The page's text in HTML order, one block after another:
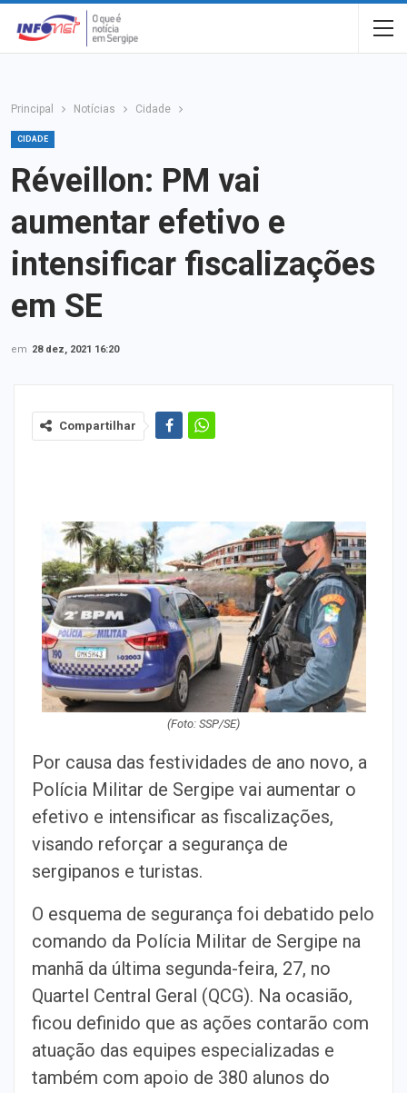
Principal Notícias Cidade
CIDADE
Réveillon: PM vai
aumentar efetivo e
intensificar fiscalizações
em SE
em 28 dez, 2021 16:20
Compartilhar
(Foto: SSP/SE)
Por causa das festividades de ano novo, a
Polícia Militar de Sergipe vai aumentar o
efetivo e intensificar as fiscalizações,
visando reforçar a segurança de
sergipanos e turistas.
O esquema de segurança foi debatido pelo
comando da Polícia Militar de Sergipe na
manhã da última segunda-feira, 27, no
Quartel Central Geral (QCG). Na ocasião,
ficou definido que as ações contarão com
atuação das equipes especializadas e
também com apoio de 380 alunos do